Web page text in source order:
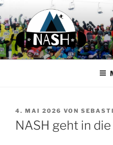
Zum
Inhalt
springen
N.A.S.H.
Next Austrian Snow Hero
VERÖFFENTLICHT
AM
4. MAI 2026 VON
NASH geht in